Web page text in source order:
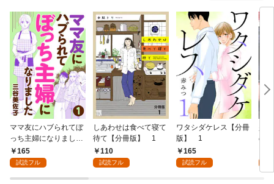
ママ友にハブられてぼ
っち主婦になりました
【分冊版】 1
165
試読フル
しあわせは食べて寝て
待て【分冊版】 1
110
試読フル
ワタシダケレス【分冊
版】 1
165
試読フル
の